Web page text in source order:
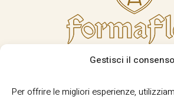
Gestisci il consenso
Per offrire le migliori esperienze,